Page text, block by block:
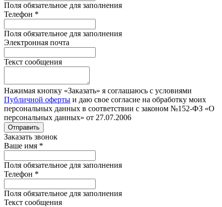
Поля обязательное для заполнения
Телефон *
Поля обязательное для заполнения
Электронная почта
Текст сообщения
Нажимая кнопку «Заказать» я соглашаюсь с условиями
Публичной оферты и даю свое согласие на обработку моих
персональных данных в соответствии с законом №152-ФЗ «О
персональных данных» от 27.07.2006
Отправить
Заказать звонок
Ваше имя *
Поля обязательное для заполнения
Телефон *
Поля обязательное для заполнения
Текст сообщения